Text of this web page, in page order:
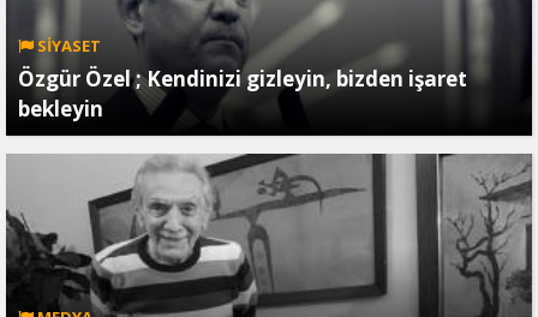
SİYASET
Özgür Özel ; Kendinizi gizleyin, bizden işaret
bekleyin